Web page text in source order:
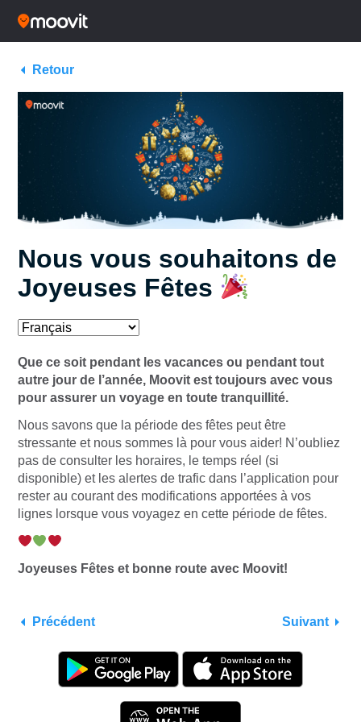
Retour
Nous vous souhaitons de
Joyeuses Fêtes
Que ce soit pendant les vacances ou pendant tout
autre jour de l’année, Moovit est toujours avec vous
pour assurer un voyage en toute tranquillité.
Nous savons que la période des fêtes peut être
stressante et nous sommes là pour vous aider! N’oubliez
pas de consulter les horaires, le temps réel (si
disponible) et les alertes de trafic dans l’application pour
rester au courant des modifications apportées à vos
lignes lorsque vous voyagez en cette période de fêtes.
Joyeuses Fêtes et bonne route avec Moovit!
Précédent Suivant